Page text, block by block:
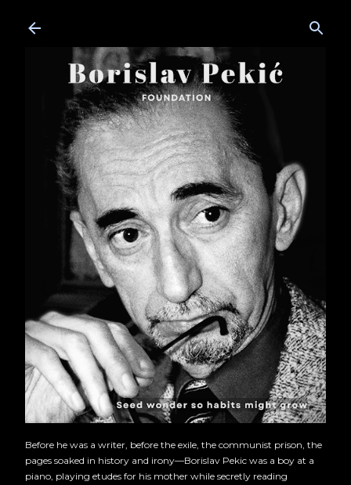
Before he was a writer, before the exile, the communist prison, the
pages soaked in history and irony—Borislav Pekic was a boy at a
piano, playing etudes for his mother while secretly reading